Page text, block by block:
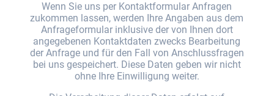
Wenn Sie uns per Kontaktformular Anfragen
zukommen lassen, werden Ihre Angaben aus dem
Anfrageformular inklusive der von Ihnen dort
angegebenen Kontaktdaten zwecks Bearbeitung
der Anfrage und für den Fall von Anschlussfragen
bei uns gespeichert. Diese Daten geben wir nicht
ohne Ihre Einwilligung weiter.